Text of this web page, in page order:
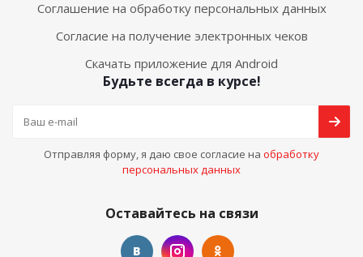
Соглашение на обработку персональных данных
Согласие на получение электронных чеков
Скачать приложение для Android
Будьте всегда в курсе!
Отправляя форму, я даю свое согласие на обработку
персональных данных
Оставайтесь на связи